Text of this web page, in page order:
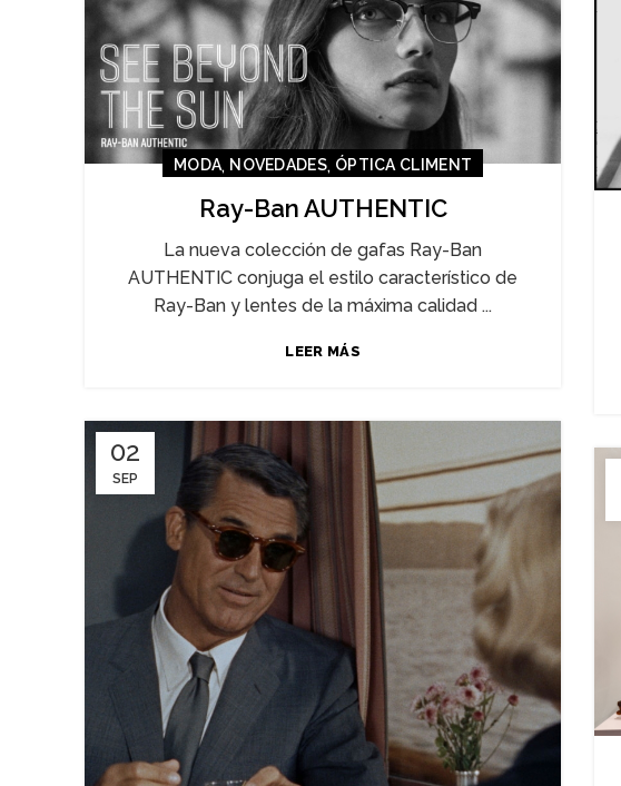
MODA, NOVEDADES, ÓPTICA CLIMENT
Ray-Ban AUTHENTIC
La nueva colección de gafas Ray-Ban
AUTHENTIC conjuga el estilo característico de
Ray-Ban y lentes de la máxima calidad ...
LEER MÁS
02
SEP